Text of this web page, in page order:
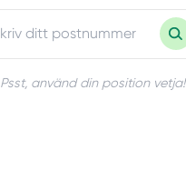
Psst, använd din position vetja!